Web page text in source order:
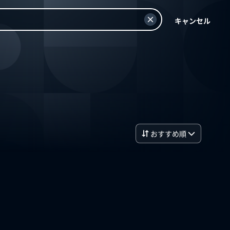
キャンセル
おすすめ順